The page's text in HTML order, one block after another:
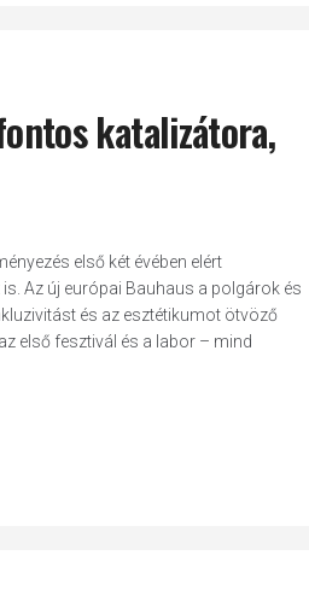
katalizátora,
első két évében elért
Az új európai Bauhaus a polgárok és
és az esztétikumot ötvöző
első fesztivál és a labor – mind